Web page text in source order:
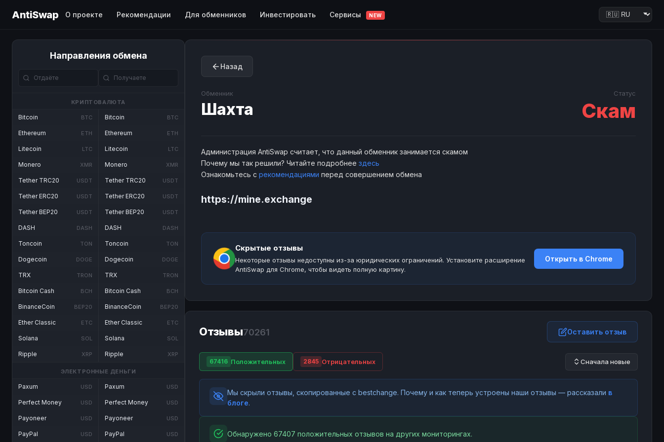
AntiSwap О проекте Рекомендации Для обменников Инвестировать Сервисы NEW
Направления обмена
КРИПТОВАЛЮТА
Bitcoin BTC
Ethereum ETH
Litecoin LTC
Monero XMR
Tether TRC20 USDT
Tether ERC20 USDT
Tether BEP20 USDT
DASH DASH
Toncoin TON
Dogecoin DOGE
TRX TRON
Bitcoin Cash BCH
BinanceCoin BEP20
Ether Classic ETC
Solana SOL
Ripple XRP
Bitcoin BTC
Ethereum ETH
Litecoin LTC
Monero XMR
Tether TRC20 USDT
Tether ERC20 USDT
Tether BEP20 USDT
DASH DASH
Toncoin TON
Dogecoin DOGE
TRX TRON
Bitcoin Cash BCH
BinanceCoin BEP20
Ether Classic ETC
Solana SOL
Ripple XRP
ЭЛЕКТРОННЫЕ ДЕНЬГИ
Paxum USD
Perfect Money USD
Payoneer USD
PayPal USD
Paxum USD
Perfect Money USD
Payoneer USD
PayPal USD
Назад
Обменник
Шахта
Статус
Скам
Администрация AntiSwap считает, что данный обменник занимается скамом
Почему мы так решили? Читайте подробнее здесь
Ознакомьтесь с рекомендациями перед совершением обмена
https://mine.exchange
Скрытые отзывы
Некоторые отзывы недоступны из-за юридических ограничений. Установите расширение
AntiSwap для Chrome, чтобы видеть полную картину.
Открыть в Chrome
Отзывы70261 Оставить отзыв
67416 Положительных 2845 Отрицательных Сначала новые
Мы скрыли отзывы, скопированные с bestchange. Почему и как теперь устроены наши отзывы — рассказали в
блоге.
Обнаружено 67407 положительных отзывов на других мониторингах.